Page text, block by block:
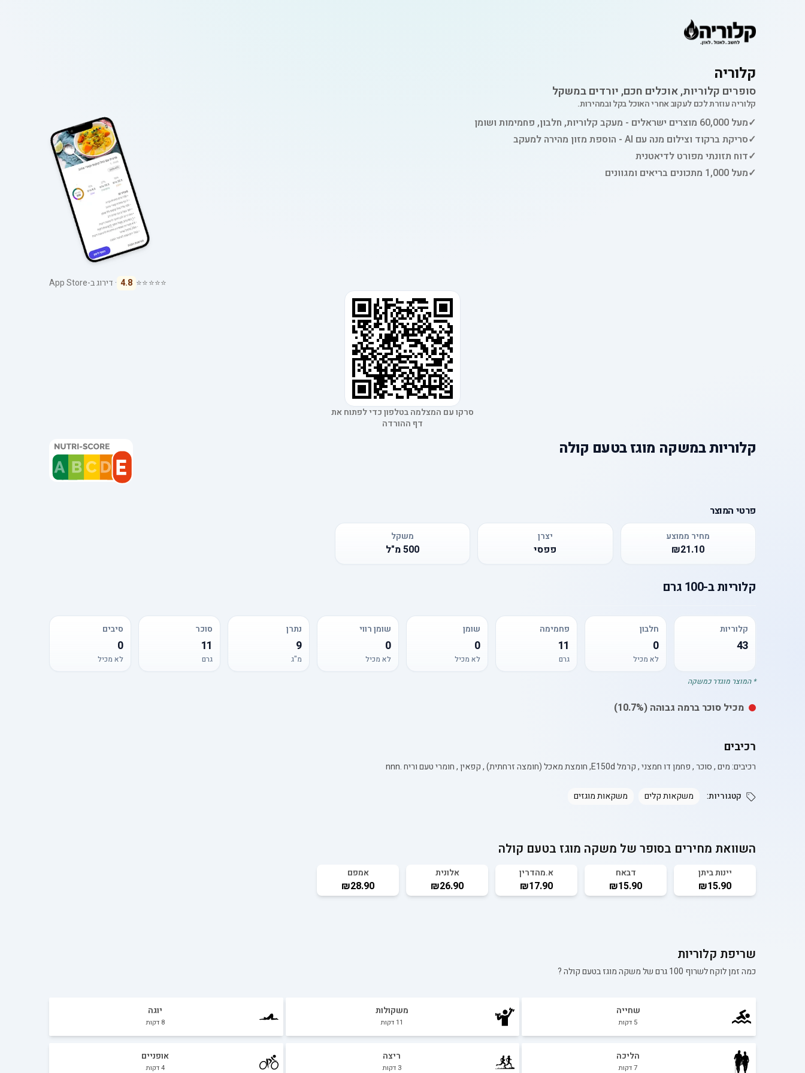
קלוריה
סופרים קלוריות, אוכלים חכם, יורדים במשקל
קלוריה עוזרת לכם לעקוב אחרי האוכל בקל ובמהירות.
✓מעל 60,000 מוצרים ישראלים - מעקב קלוריות, חלבון, פחמימות ושומן
✓סריקת ברקוד וצילום מנה עם AI - הוספת מזון מהירה למעקב
✓דוח תזונתי מפורט לדיאטנית
✓מעל 1,000 מתכונים בריאים ומגוונים
⭐⭐⭐⭐⭐
4.8 · דירוג ב-App Store
סרקו עם המצלמה בטלפון כדי לפתוח את
דף ההורדה
קלוריותבמשקה מוגז בטעם קולה
פרטי המוצר
מחיר ממוצע
₪21.10
יצרן
פפסי
משקל
500מ"ל
קלוריותב-100 גרם
קלוריות
43
חלבון
0
לא מכיל
פחמימה
11
גרם
שומן
0
לא מכיל
שומן רווי
0
לא מכיל
נתרן
9
מ"ג
סוכר
11
גרם
סיבים
0
לא מכיל
* המוצר מוגדר כמשקה
מכיל סוכר ברמה גבוהה (10.7%)
רכיבים
רכיבים: מים , סוכר , פחמן דו חמצני , קרמל E150d, חומצת מאכל (חומצה זרחתית) , קפאין , חומרי טעם וריח .nnn
קטגוריות: משקאות קלים משקאות מוגזים
השוואת מחירים בסופר של משקה מוגז בטעם קולה
יינות ביתן
₪15.90
דבאח
₪15.90
א.מהדרין
₪17.90
אלונית
₪26.90
אמפם
₪28.90
שריפת קלוריות
כמה זמן לוקח לשרוף 100 גרם של משקה מוגז בטעם קולה?
שחייה
5 דקות
משקולות
11 דקות
יוגה
8 דקות
הליכה
7דקות
ריצה
3 דקות
אופניים
4דקות